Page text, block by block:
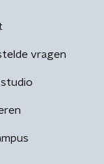
vragen